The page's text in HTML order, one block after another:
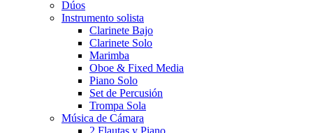
Dúos
Instrumento solista
Clarinete Bajo
Clarinete Solo
Marimba
Oboe & Fixed Media
Piano Solo
Set de Percusión
Trompa Sola
Música de Cámara
2 Flautas y Piano